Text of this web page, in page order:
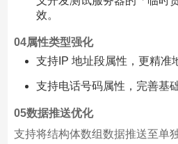
效。
04属性类型强化
支持IP 地址段属性，更精准
支持电话号码属性，完善基
05数据推送优化
支持将结构体数组数据推送至单